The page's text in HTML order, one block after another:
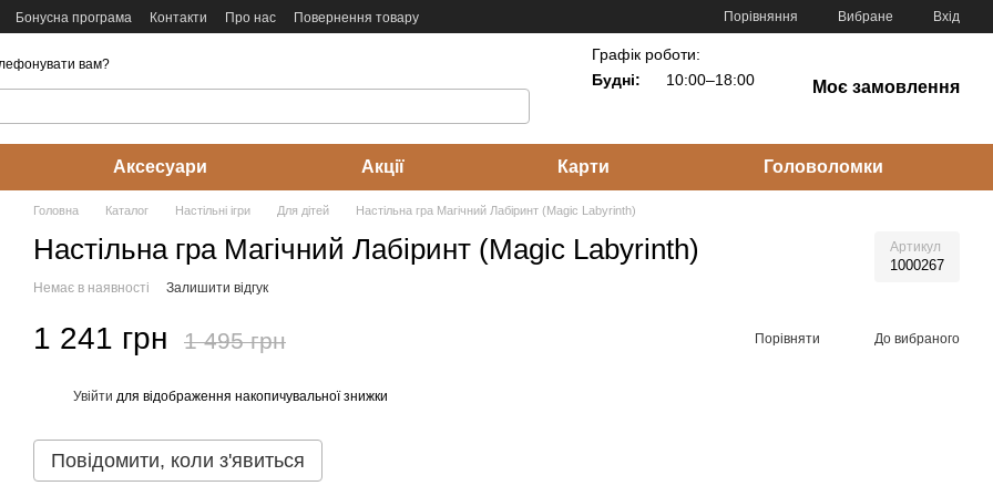
Бонусна програма Контакти Про нас
Повернення товару
Порівняння Вибране Вхід
вам?
Графік роботи:
Будні:
10:00–18:00 Моє замовлення
Аксесуари Акції Карти Головоломки
Головна Каталог Настільні ігри Для дітей Настільна гра Магічний Лабіринт (Magic Labyrinth)
Настільна гра Магічний Лабіринт (Magic Labyrinth) Артикул
1000267
Немає в наявності Залишити відгук
1 241 грн 1 495 грн Порівняти До вибраного
Увійти для відображення накопичувальної знижки
Повідомити, коли з'явиться